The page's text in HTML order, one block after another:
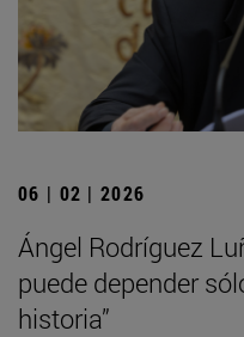
06 | 02 | 2026
Ángel Rodríguez
puede depender
historia”